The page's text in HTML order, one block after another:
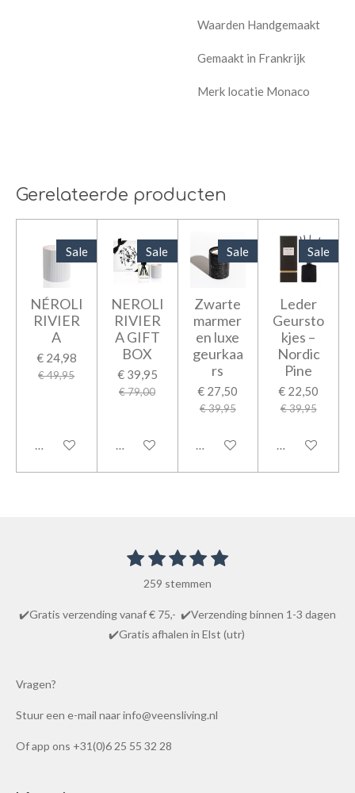
Waarden Handgemaakt
Gemaakt in Frankrijk
Merk locatie Monaco
Gerelateerde producten
Sale
NÉROLI
RIVIER
A
€ 24,98
€ 49,95
In winkelwagen
Sale
NEROLI
RIVIER
A GIFT
BOX
€ 39,95
€ 79,00
In winkelwagen
Sale
Zwarte
marmer
en luxe
geurkaa
rs
€ 27,50
€ 39,95
In winkelwagen
Sale
Leder
Geursto
kjes –
Nordic
Pine
€ 22,50
€ 39,95
In
.
1
e
r
2
s
t
e
r
3
s
t
e
r
4
t
e
r
5
t
e
r
S
m
e
n
259 stemmen
✔️Gratis verzending vanaf € 75,- ✔️Verzending binnen 1-3 dagen
✔️Gratis afhalen in Elst (utr)
Vragen?
Stuur een e-mail naar info@veensliving.nl
Of app ons +31(0)6 25 55 32 28